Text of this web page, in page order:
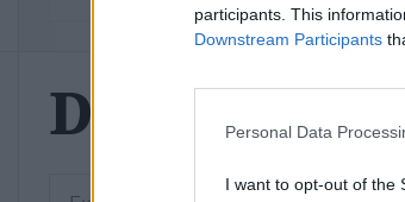
participants. This
Downstream Participants
Personal Data
I want to opt-out of the
Debit
Εισάγετε μέρος του τίτλου.